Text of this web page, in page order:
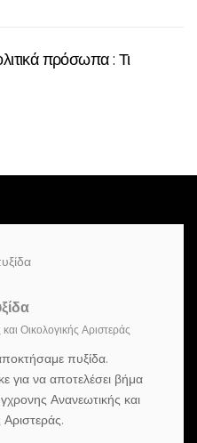
πρόσωπα : Τι
Οικολογικής Αριστεράς
πυξίδα.
για να αποτελέσει βήμα
Ανανεωτικής και
Αριστεράς.